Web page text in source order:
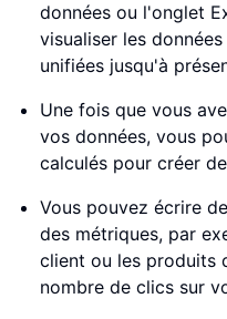
données ou l'onglet
visualiser les
unifiées jusqu'à
Une fois que vous
vos données, vous
calculés pour créer
Vous pouvez écrire
des métriques, par
client ou les produits
nombre de clics sur